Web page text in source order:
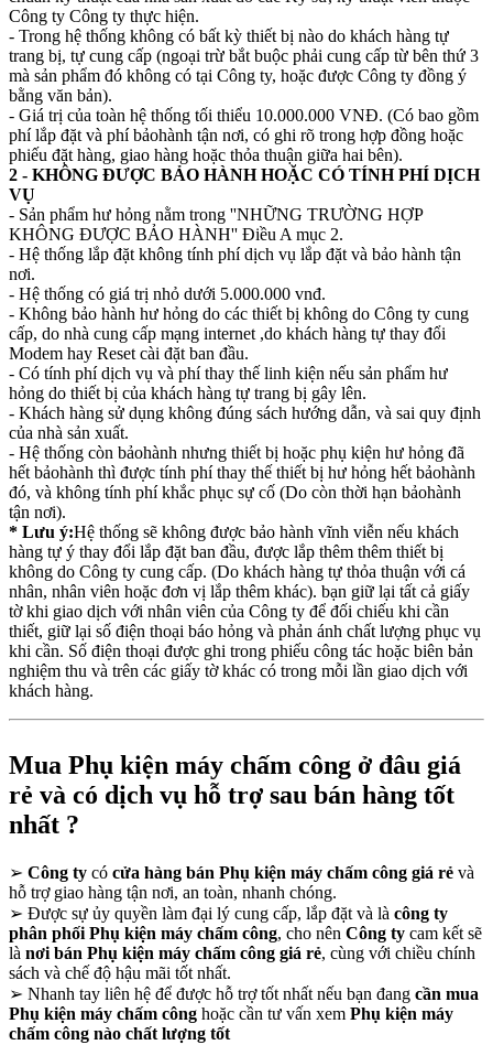
Công ty Công ty thực hiện.
- Trong hệ thống không có bất kỳ thiết bị nào do khách hàng tự
trang bị, tự cung cấp (ngoại trừ bắt buộc phải cung cấp từ bên thứ 3
mà sản phẩm đó không có tại Công ty, hoặc được Công ty đồng ý
bằng văn bản).
- Giá trị của toàn hệ thống tối thiểu 10.000.000 VNĐ. (Có bao gồm
phí lắp đặt và phí bảohành tận nơi, có ghi rõ trong hợp đồng hoặc
phiếu đặt hàng, giao hàng hoặc thỏa thuận giữa hai bên).
2 - KHÔNG ĐƯỢC BẢO HÀNH HOẶC CÓ TÍNH PHÍ DỊCH
VỤ
- Sản phẩm hư hỏng nằm trong ''NHỮNG TRƯỜNG HỢP
KHÔNG ĐƯỢC BẢO HÀNH'' Điều A mục 2.
- Hệ thống lắp đặt không tính phí dịch vụ lắp đặt và bảo hành tận
nơi.
- Hệ thống có giá trị nhỏ dưới 5.000.000 vnđ.
- Không bảo hành hư hỏng do các thiết bị không do Công ty cung
cấp, do nhà cung cấp mạng internet ,do khách hàng tự thay đổi
Modem hay Reset cài đặt ban đầu.
- Có tính phí dịch vụ và phí thay thế linh kiện nếu sản phẩm hư
hỏng do thiết bị của khách hàng tự trang bị gây lên.
- Khách hàng sử dụng không đúng sách hướng dẫn, và sai quy định
của nhà sản xuất.
- Hệ thống còn bảohành nhưng thiết bị hoặc phụ kiện hư hỏng đã
hết bảohành thì được tính phí thay thế thiết bị hư hỏng hết bảohành
đó, và không tính phí khắc phục sự cố (Do còn thời hạn bảohành
tận nơi).
* Lưu ý:Hệ thống sẽ không được bảo hành vĩnh viễn nếu khách
hàng tự ý thay đổi lắp đặt ban đầu, được lắp thêm thêm thiết bị
không do Công ty cung cấp. (Do khách hàng tự thỏa thuận với cá
nhân, nhân viên hoặc đơn vị lắp thêm khác). bạn giữ lại tất cả giấy
tờ khi giao dịch với nhân viên của Công ty để đối chiếu khi cần
thiết, giữ lại số điện thoại báo hỏng và phản ánh chất lượng phục vụ
khi cần. Số điện thoại được ghi trong phiếu công tác hoặc biên bản
nghiệm thu và trên các giấy tờ khác có trong mỗi lần giao dịch với
khách hàng.
Mua Phụ kiện máy chấm công ở đâu giá
rẻ và có dịch vụ hỗ trợ sau bán hàng tốt
nhất ?
➢ Công ty có cửa hàng bán Phụ kiện máy chấm công giá rẻ và
hỗ trợ giao hàng tận nơi, an toàn, nhanh chóng.
➢ Được sự ủy quyền làm đại lý cung cấp, lắp đặt và là công ty
phân phối Phụ kiện máy chấm công, cho nên Công ty cam kết sẽ
là nơi bán Phụ kiện máy chấm công giá rẻ, cùng với chiều chính
sách và chế độ hậu mãi tốt nhất.
➢ Nhanh tay liên hệ để được hỗ trợ tốt nhất nếu bạn đang cần mua
Phụ kiện máy chấm công hoặc cần tư vấn xem Phụ kiện máy
chấm công nào chất lượng tốt